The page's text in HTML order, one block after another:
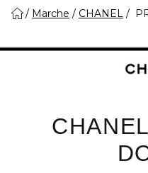
Marche CHANEL